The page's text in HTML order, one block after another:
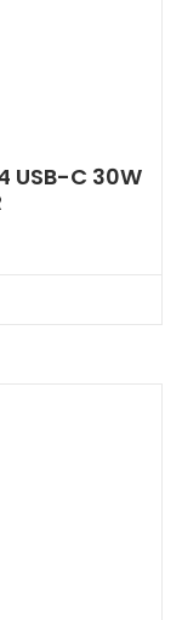
USB-C 30W